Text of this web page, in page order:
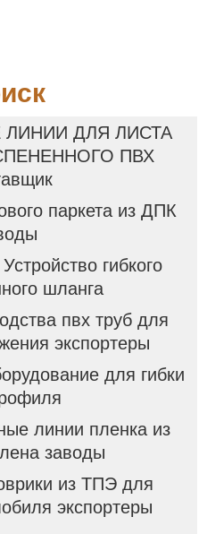
ДЛЯ ЛИСТА
ПВХ
паркета из ДПК
гибкого
шланга
пвх труб для
экспортеры
для гибки
линии пленка из
заводы
из ТПЭ для
экспортеры